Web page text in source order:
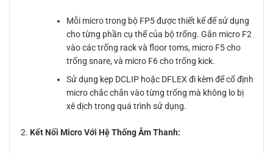
Mỗi micro trong bộ FP5 được thiết kế để sử dụng
cho từng phần cụ thể của bộ trống. Gắn micro F2
vào các trống rack và floor toms, micro F5 cho
trống snare, và micro F6 cho trống kick.
Sử dụng kẹp DCLIP hoặc DFLEX đi kèm để cố định
micro chắc chắn vào từng trống mà không lo bị
xê dịch trong quá trình sử dụng.
Kết Nối Micro Với Hệ Thống Âm Thanh: